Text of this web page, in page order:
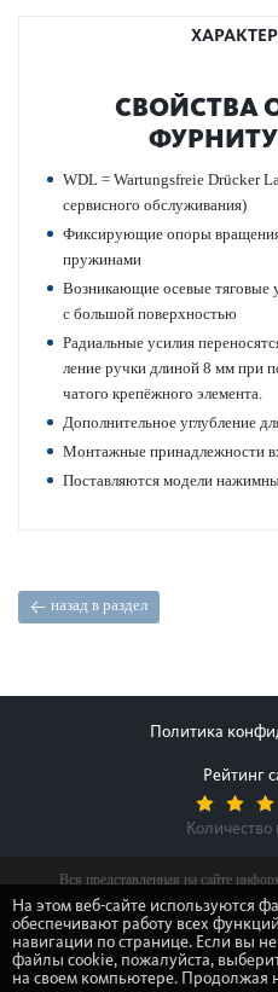
СВОЙСТВА
WDL = Wartungsfreie Drücker
серв­исного обслуживания)
Фиксирующие опоры
пружинами
Возн­и­к­ающие осевые тяговые
с большой пове­рхно­стью
Радиальные усилия
ление ручки длиной 8 мм при
чатого крепёжного элемента.
Дополнительное углуб­л­ение
Монтажные принадлежности
Пос­т­авляются модели
назад в раздел
Политика
Рейтинг
Количество
Вся представленная на сайте
продуктов, наличия на складе,
характер и ни при каких
определяемой положениями Статьи
На этом веб-сайте используются
обеспечивают работу всех
навигации по странице. Если вы
файлы cookie, пожалуйста,
на своем компьютере. Продолжая